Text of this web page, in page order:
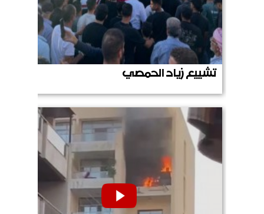
تشييع زياد الحمصي